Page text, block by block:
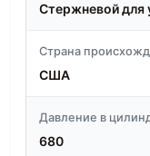
Стержневой для
Страна
США
Давление в
680